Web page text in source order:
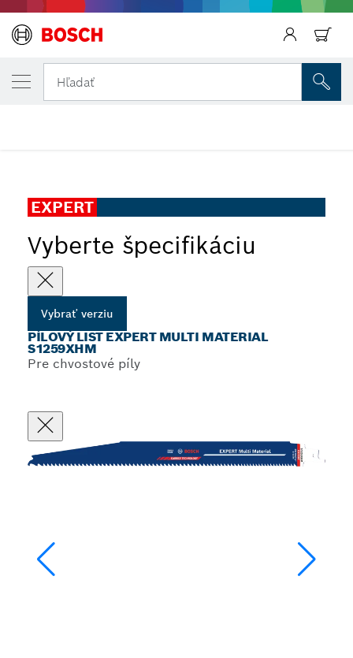
Hľadať
EXPERT
Vyberte špecifikáciu
Vybrať verziu
PÍLOVÝ LIST EXPERT MULTI MATERIAL
S1259XHM
Pre chvostové píly
VYBRANÁ VERZIA
Pílový list EXPERT Multi Material